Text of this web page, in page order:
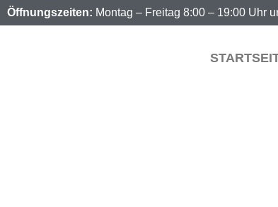
Öffnungszeiten: Montag – Freitag 8:00 – 19:00 Uhr